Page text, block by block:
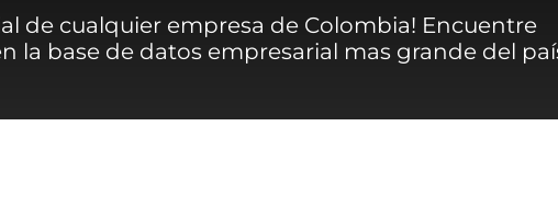
de cualquier empresa de Colombia! Encuentre
la base de datos empresarial mas grande del